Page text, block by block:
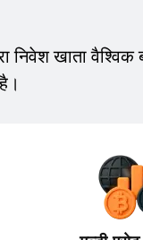
खाता वैश्विक